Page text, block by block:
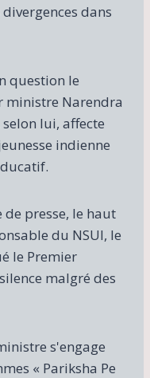
dans
question le
ministre Narendra
lui, affecte
indienne
de presse, le haut
du NSUI, le
le Premier
malgré des
s'engage
« Pariksha Pe